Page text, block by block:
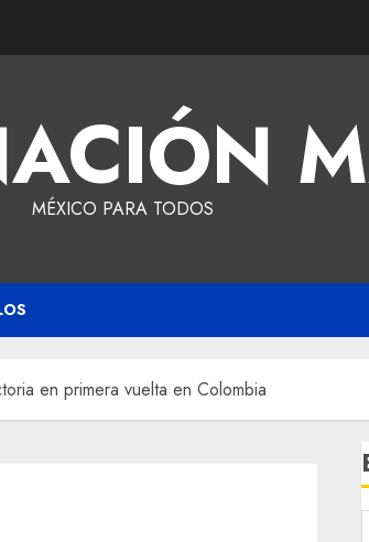
MÉXICO PARA TODOS
en primera vuelta en Colombia